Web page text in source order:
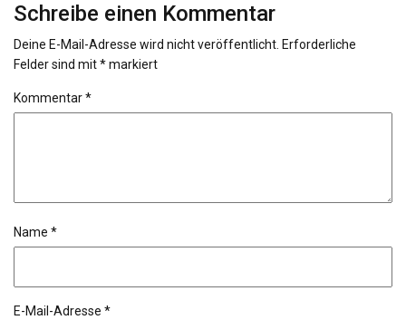
Schreibe einen Kommentar
Deine E-Mail-Adresse wird nicht veröffentlicht. Erforderliche
Felder sind mit*markiert
Kommentar*
Name *
E-Mail-Adresse *